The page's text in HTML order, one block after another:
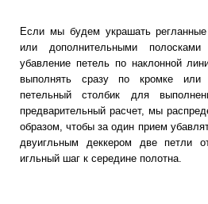
Если мы будем украшать
или дополнительными
убавление петель по наклонной
выполнять сразу по кромке или
петельный столбик для
предварительный расчет, мы
образом, чтобы за один прием
двуигльным деккером две петли
игльный шаг к середине полотна.